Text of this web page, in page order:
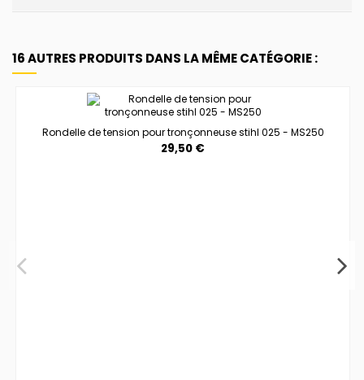
16 AUTRES PRODUITS DANS LA MÊME CATÉGORIE :
Rondelle de tension pour tronçonneuse stihl 025 - MS250
29,50 €